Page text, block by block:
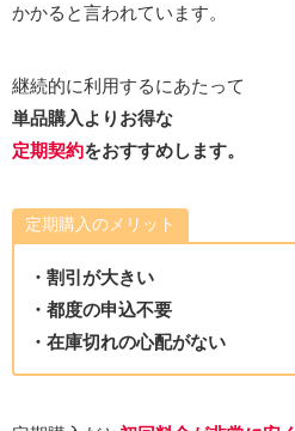
かかると言われています。
継続的に利用するにあたって
単品購入よりお得な
定期契約をおすすめします。
定期購入のメリット
・割引が大きい
・都度の申込不要
・在庫切れの心配がない